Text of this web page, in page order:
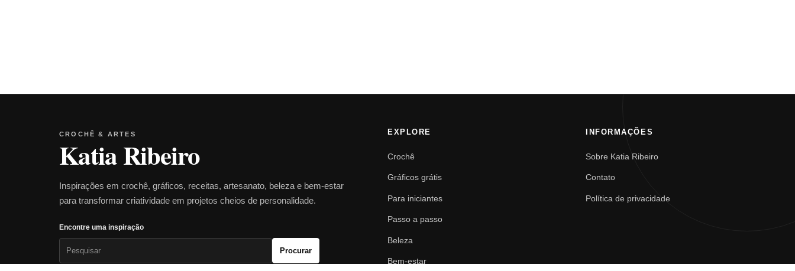
CROCHÊ & ARTES
Katia Ribeiro
Inspirações em crochê, gráficos, receitas, artesanato, beleza e bem-estar
para transformar criatividade em projetos cheios de personalidade.
Encontre uma inspiração
Procurar
EXPLORE
Crochê
Gráficos grátis
Para iniciantes
Passo a passo
Beleza
Bem-estar
INFORMAÇÕES
Sobre Katia Ribeiro
Contato
Política de privacidade